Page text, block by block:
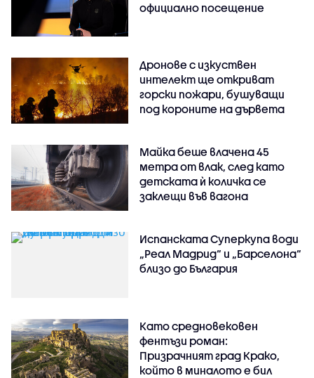
официално посещение
Дронове с изкуствен
интелект ще откриват
горски пожари, бушуващи
под короните на дървета
Майка беше влачена 45
метра от влак, след като
детската ѝ количка се
заклещи във вагона
Испанската Суперкупа води
„Реал Мадрид“ и „Барселона“
близо до България
Като средновековен
фентъзи роман:
Призрачният град Крако,
който в миналото е бил